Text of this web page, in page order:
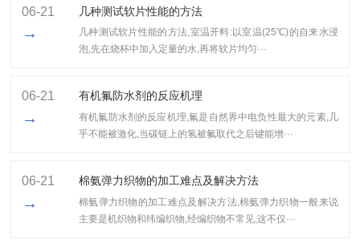
06-21
→
几种测试软片性能的方法
几种测试软片性能的方法,室温开料:以室温(25℃)的自来水浸
泡,先在烧杯中加入定量的水,再将软片均匀···
06-21
→
有机氟防水剂的反应机理
有机氟防水剂的反应机理,氟是自然界中电负性最大的元素,几
乎不能被激化,当碳链上的氢被氟取代之后键能增···
06-21
→
棉氨弹力织物的加工难点及解决方法
棉氨弹力织物的加工难点及解决方法,棉氨弹力织物一般来说
主要是机织物和纬编织物,经编织物不常见,这不仅···